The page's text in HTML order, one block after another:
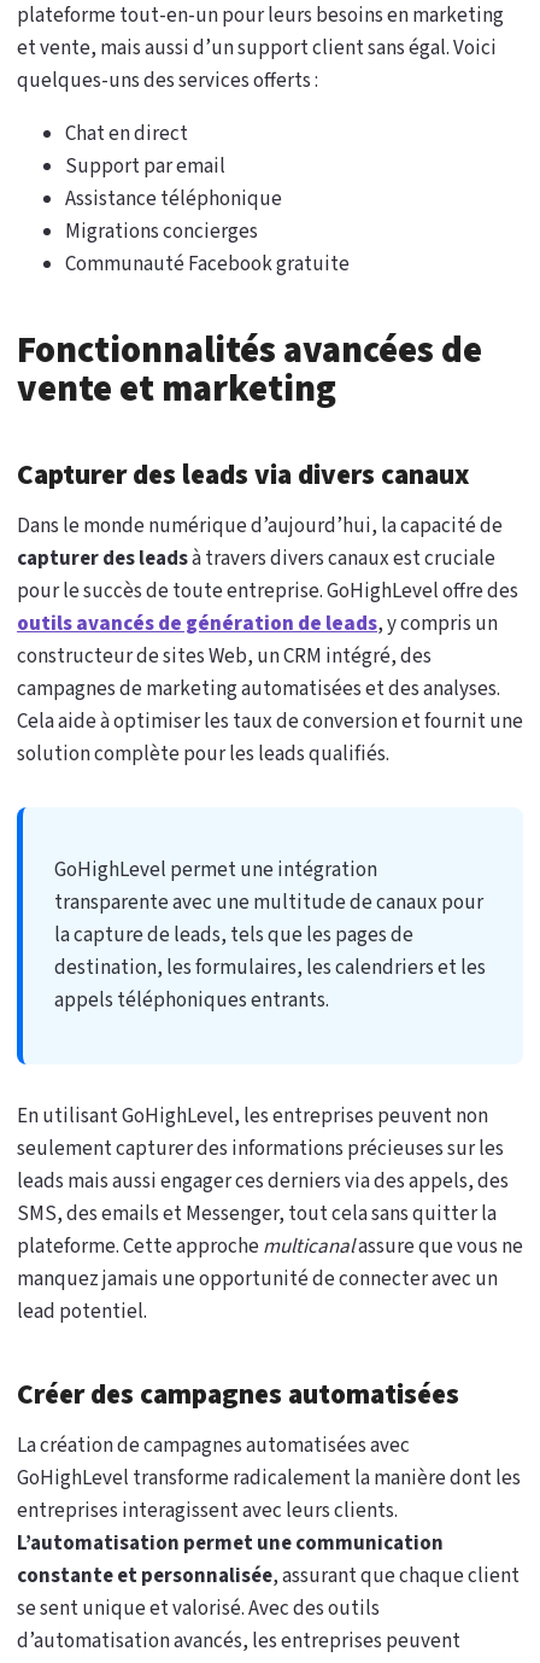
plateforme tout-en-un pour leurs besoins en marketing
et vente, mais aussi d’un support client sans égal. Voici
quelques-uns des services offerts :
Chat en direct
Support par email
Assistance téléphonique
Migrations concierges
Communauté Facebook gratuite
Fonctionnalités avancées de
vente et marketing
Capturer des leads via divers canaux
Dans le monde numérique d’aujourd’hui, la capacité de
capturer des leadsà travers divers canaux est cruciale
pour le succès de toute entreprise. GoHighLevel offre des
outils avancés de génération de leads, y compris un
constructeur de sites Web, un CRM intégré, des
campagnes de marketing automatisées et des analyses.
Cela aide à optimiser les taux de conversion et fournit une
solution complète pour les leads qualifiés.
GoHighLevel permet une intégration
transparente avec une multitude de canaux pour
la capture de leads, tels que les pages de
destination, les formulaires, les calendriers et les
appels téléphoniques entrants.
En utilisant GoHighLevel, les entreprises peuvent non
seulement capturer des informations précieuses sur les
leads mais aussi engager ces derniers via des appels, des
SMS, des emails et Messenger, tout cela sans quitter la
plateforme. Cette approchemulticanalassure que vous ne
manquez jamais une opportunité de connecter avec un
lead potentiel.
Créer des campagnes automatisées
La création de campagnes automatisées avec
GoHighLevel transforme radicalement la manière dont les
entreprises interagissent avec leurs clients.
L’automatisation permet une communication
constante et personnalisée, assurant que chaque client
se sent unique et valorisé. Avec des outils
d’automatisation avancés, les entreprises peuvent